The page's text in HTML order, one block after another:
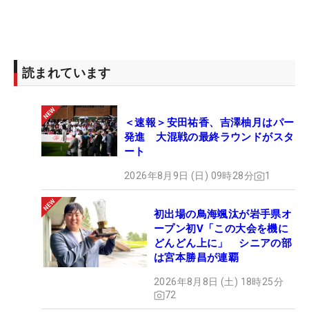
読まれています
＜速報＞安田祐香、吉澤柚月はパー
発進 大混戦の最終ラウンドがスタ
ート
2026年8月9日 (日) 09時28分 1
初出場の鳥海颯汰が岩手県オ
ープン初V「この大会を機に
どんどん上に」 シニアの部
は宮本勝昌が連覇
2026年8月8日 (土) 18時25分
72